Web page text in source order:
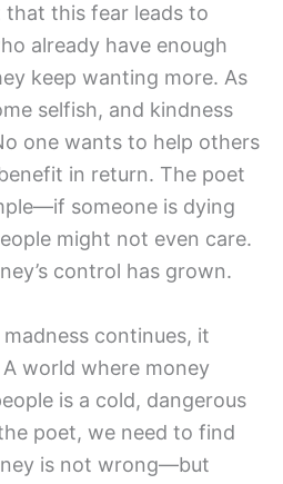
this fear leads to
already have enough
keep wanting more. As
selfish, and kindness
one wants to help others
in return. The poet
someone is dying
might not even care.
control has grown.
continues, it
world where money
is a cold, dangerous
poet, we need to find
is not wrong—but